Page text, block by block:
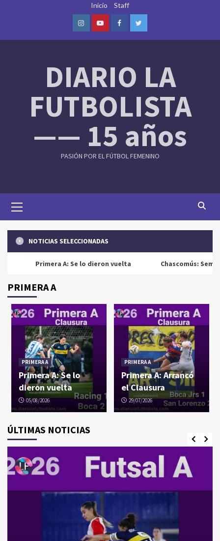
Inicio Staff
InstagramYoutubeFacebookTwitter
DIARIO LA
FUTBOLISTA
—— 15 años
PASIÓN POR EL FÚTBOL FEMENINO
Menu
NOTICIAS SELECCIONADAS
Primera A: Se lo dieron vuelta Chascomús:
ÚLTIMAS NOTICIAS
PRIMERA A
PRIMERA A
Primera A: Se lo
dieron vuelta
05/08/2026
PRIMERA A
Primera A: Arrancó
el Clausura
29/07/2026